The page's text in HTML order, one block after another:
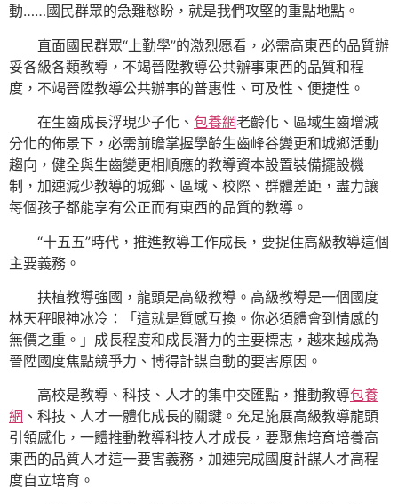
動……國民群眾的急難愁盼，就是我們攻堅的重點地點。
直面國民群眾“上勤學”的激烈愿看，必需高東西的品質辦
妥各級各類教導，不竭晉陞教導公共辦事東西的品質和程
度，不竭晉陞教導公共辦事的普惠性、可及性、便捷性。
在生齒成長浮現少子化、 包養網老齡化、區域生齒增減
分化的佈景下，必需前瞻掌握學齡生齒峰谷變更和城鄉活動
趨向，健全與生齒變更相順應的教導資本設置裝備擺設機
制，加速減少教導的城鄉、區域、校際、群體差距，盡力讓
每個孩子都能享有公正而有東西的品質的教導。
“十五五”時代，推進教導工作成長，要捉住高級教導這個
主要義務。
扶植教導強國，龍頭是高級教導。高級教導是一個國度
林天秤眼神冰冷：「這就是質感互換。你必須體會到情感的
無價之重。」成長程度和成長潛力的主要標志，越來越成為
晉陞國度焦點競爭力、博得計謀自動的要害原因。
高校是教導、科技、人才的集中交匯點，推動教導包養
網 、科技、人才一體化成長的關鍵。充足施展高級教導龍頭
引領感化，一體推動教導科技人才成長，要聚焦培育培養高
東西的品質人才這一要害義務，加速完成國度計謀人才高程
度自立培育。